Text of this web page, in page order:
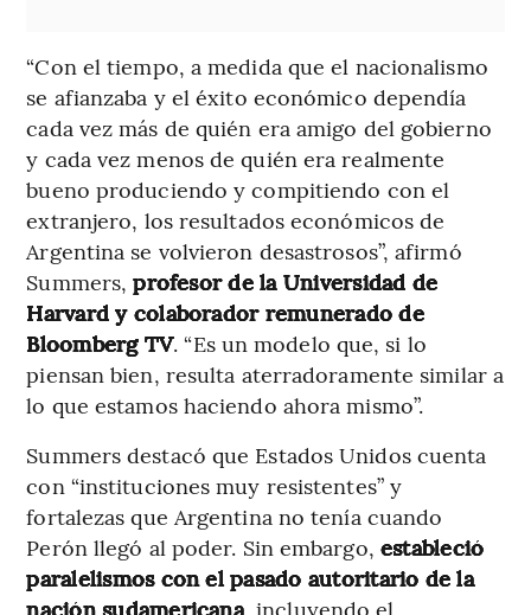
“Con el tiempo, a medida que el nacionalismo
se afianzaba y el éxito económico dependía
cada vez más de quién era amigo del gobierno
y cada vez menos de quién era realmente
bueno produciendo y compitiendo con el
extranjero, los resultados económicos de
Argentina se volvieron desastrosos”, afirmó
Summers,profesor de la Universidad de
Harvard y colaborador remunerado de
Bloomberg TV. “Es un modelo que, si lo
piensan bien, resulta aterradoramente similar a
lo que estamos haciendo ahora mismo”.
Summers destacó que Estados Unidos cuenta
con “instituciones muy resistentes” y
fortalezas que Argentina no tenía cuando
Perón llegó al poder. Sin embargo, estableció
paralelismos con el pasado autoritario de la
nación sudamericana, incluyendo el